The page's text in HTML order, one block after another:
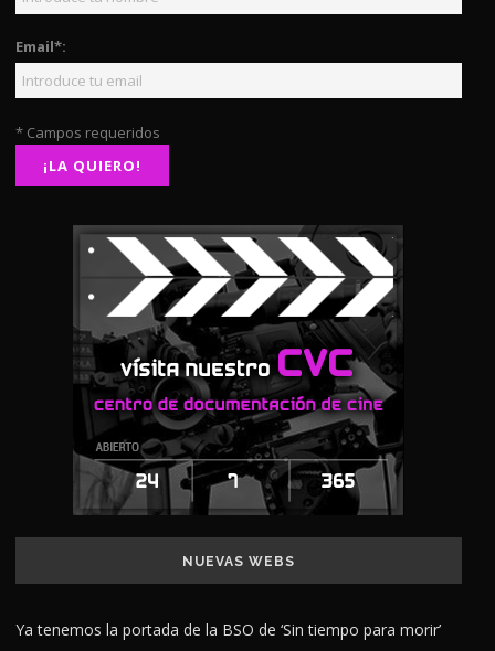
Email*:
* Campos requeridos
NUEVAS WEBS
Ya tenemos la portada de la BSO de ‘Sin tiempo para morir’